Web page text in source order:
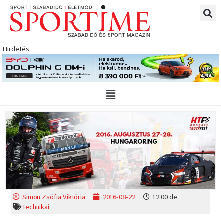
Skip
content
Hirdetés
Main
Menu
Simon Zsófia Viktória 2016-08-22
12:00 de.
Technikai